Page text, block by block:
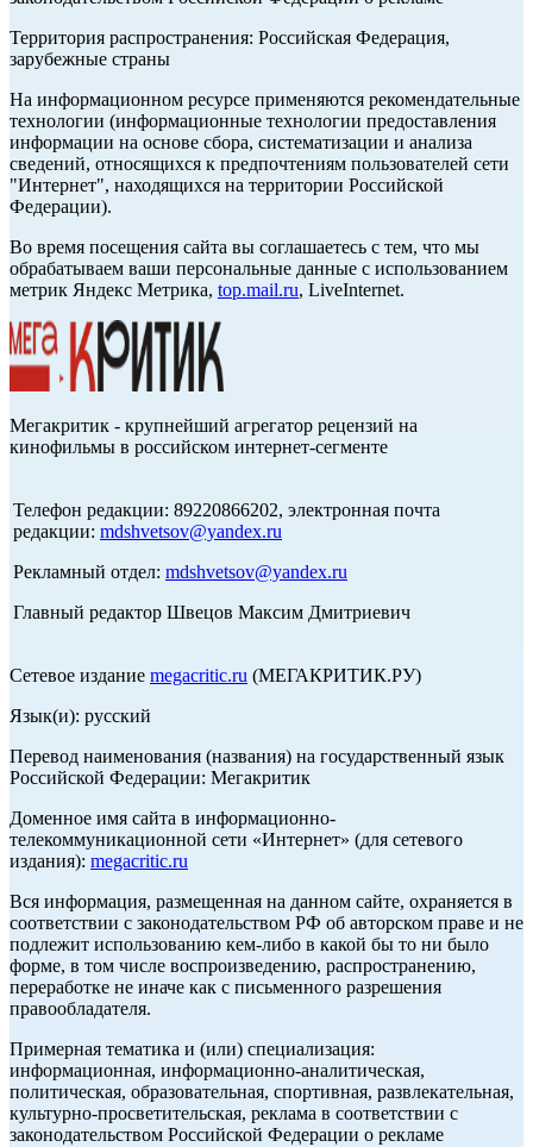
Территория распространения: Российская Федерация,
зарубежные страны
На информационном ресурсе применяются рекомендательные
технологии (информационные технологии предоставления
информации на основе сбора, систематизации и анализа
сведений, относящихся к предпочтениям пользователей сети
"Интернет", находящихся на территории Российской
Федерации).
Во время посещения сайта вы соглашаетесь с тем, что мы
обрабатываем ваши персональные данные с использованием
метрик Яндекс Метрика, top.mail.ru, LiveInternet.
Мегакритик - крупнейший агрегатор рецензий на
кинофильмы в российском интернет-сегменте
Телефон редакции: 89220866202, электронная почта
редакции: mdshvetsov@yandex.ru
Рекламный отдел: mdshvetsov@yandex.ru
Главный редактор Швецов Максим Дмитриевич
Сетевое издание megacritic.ru (МЕГАКРИТИК.РУ)
Язык(и): русский
Перевод наименования (названия) на государственный язык
Российской Федерации: Мегакритик
Доменное имя сайта в информационно-
телекоммуникационной сети «Интернет» (для сетевого
издания): megacritic.ru
Вся информация, размещенная на данном сайте, охраняется в
соответствии с законодательством РФ об авторском праве и не
подлежит использованию кем-либо в какой бы то ни было
форме, в том числе воспроизведению, распространению,
переработке не иначе как с письменного разрешения
правообладателя.
Примерная тематика и (или) специализация:
информационная, информационно-аналитическая,
политическая, образовательная, спортивная, развлекательная,
культурно-просветительская, реклама в соответствии с
законодательством Российской Федерации о рекламе